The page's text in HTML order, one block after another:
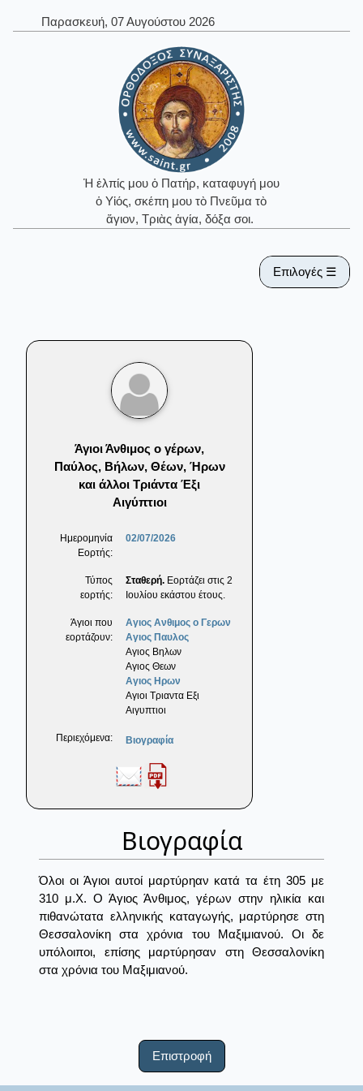
Παρασκευή, 07 Αυγούστου 2026
Ἡ ἐλπίς μου ὁ Πατήρ, καταφυγή μου
ὁ Υἱός, σκέπη μου τὸ Πνεῦμα τὸ
ἅγιον, Τριὰς ἁγία, δόξα σοι.
Επιλογές ☰
Άγιοι Άνθιμος ο γέρων,
Παύλος, Βήλων, Θέων, Ήρων
και άλλοι Τριάντα Έξι
Αιγύπτιοι
Ημερομηνία
Εορτής:
02/07/2026
Τύπος
εορτής:
Σταθερή. Εορτάζει στις 2
Ιουλίου εκάστου έτους.
Άγιοι που
εορτάζουν:
Αγιος Ανθιμος ο Γερων
Αγιος Παυλος
Αγιος Βηλων
Αγιος Θεων
Αγιος Ηρων
Αγιοι Τριαντα Εξι
Αιγυπτιοι
Περιεχόμενα: Βιογραφία
Βιογραφία
Όλοι οι Άγιοι αυτοί μαρτύρηαν κατά τα έτη 305 με
310 μ.Χ. Ο Άγιος Άνθιμος, γέρων στην ηλικία και
πιθανώτατα ελληνικής καταγωγής, μαρτύρησε στη
Θεσσαλονίκη στα χρόνια του Μαξιμιανού. Οι δε
υπόλοιποι, επίσης μαρτύρησαν στη Θεσσαλονίκη
στα χρόνια του Μαξιμιανού.
Επιστροφή